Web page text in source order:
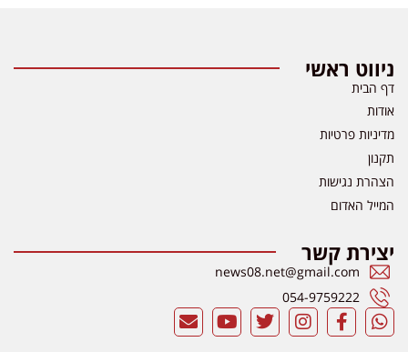
ניווט ראשי
דף הבית
אודות
מדיניות פרטיות
תקנון
הצהרת נגישות
המייל האדום
יצירת קשר
news08.net@gmail.com
054-9759222